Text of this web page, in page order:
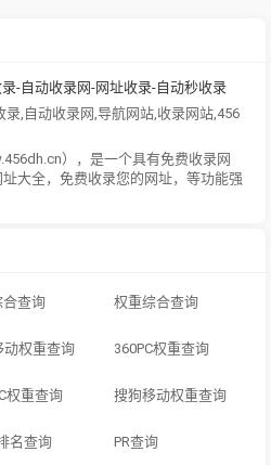
-自动收录网-网址收录-自动秒收录
录 自动收录网 导航网站 收录网站 456
），是一个具有免费收录网
大全，免费收录您的网址，等功能强
合查询 权重综合查询
动权重查询 360PC权重查询
权重查询 搜狗移动权重查询
名查询 PR查询